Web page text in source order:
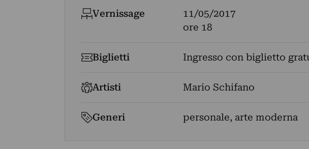
Vernissage
11/05/2017
ore 18
Biglietti Ingresso con biglietto
Artisti Mario Schifano
Generi personale, arte moderna